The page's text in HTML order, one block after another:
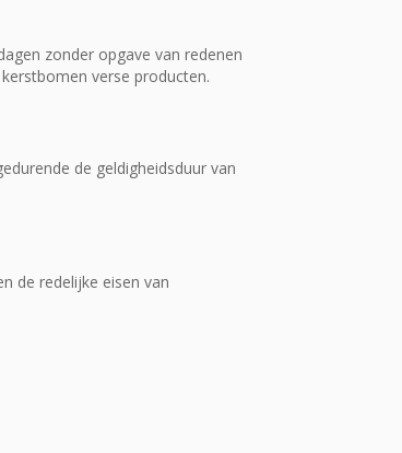
zonder opgave van redenen
verse producten.
de geldigheidsduur van
de redelijke eisen van